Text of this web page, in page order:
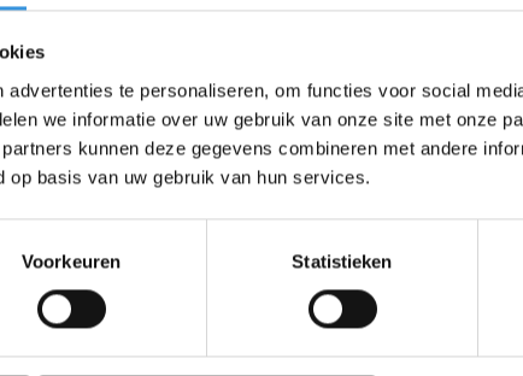
te personaliseren, om functies voor social
we informatie over uw gebruik van onze site met onze
kunnen deze gegevens combineren met andere
basis van uw gebruik van hun services.
Voorkeuren Statistieken